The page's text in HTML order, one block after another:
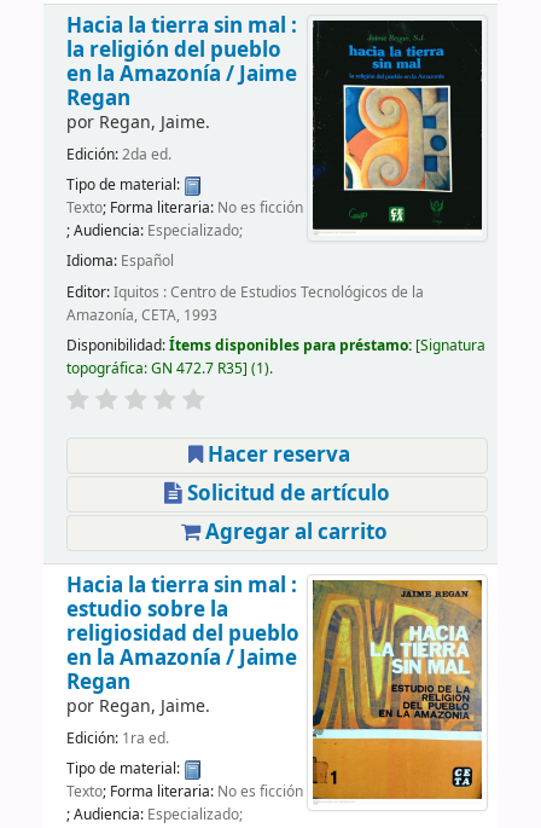
Hacia la tierra sin mal :
la religión del pueblo
en la Amazonía /Jaime
Regan
por Regan, Jaime.
Edición:2da ed.
Tipo de material:
Texto; Forma literaria: No es ficción
; Audiencia: Especializado;
Idioma: Español
Editor:Iquitos : Centro de Estudios Tecnológicos de la
Amazonía, CETA, 1993
Disponibilidad:Ítems disponibles para préstamo: Signatura
topográfica:GN 472.7 R35 (1).
Hacer reserva
Solicitud de artículo
Agregar al carrito
Hacia la tierra sin mal :
estudio sobre la
religiosidad del pueblo
en la Amazonía /Jaime
Regan
por Regan, Jaime.
Edición: 1ra ed.
Tipo de material:
Texto; Forma literaria: No es ficción
; Audiencia: Especializado;